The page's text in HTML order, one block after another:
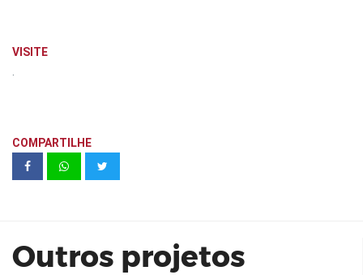
VISITE
COMPARTILHE
Outros projetos
Living Heredità Alto do Ipiranga 69m²